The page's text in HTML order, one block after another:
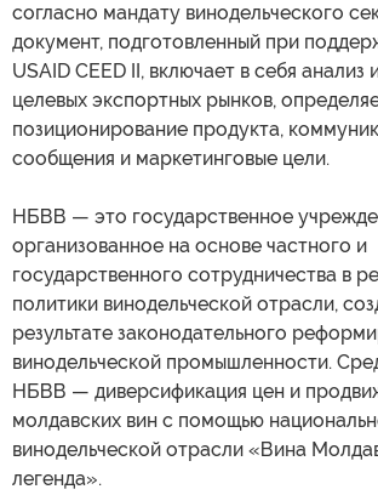
согласно мандату винодельческого
документ, подготовленный при
USAID CEED II, включает в себя анализ
целевых экспортных рынков,
позиционирование продукта,
сообщения и маркетинговые цели.
НБВВ — это государственное
организованное на основе частного и
государственного сотрудничества в
политики винодельческой отрасли,
результате законодательного
винодельческой промышленности.
НБВВ — диверсификация цен и
молдавских вин с помощью
винодельческой отрасли «Вина
легенда».